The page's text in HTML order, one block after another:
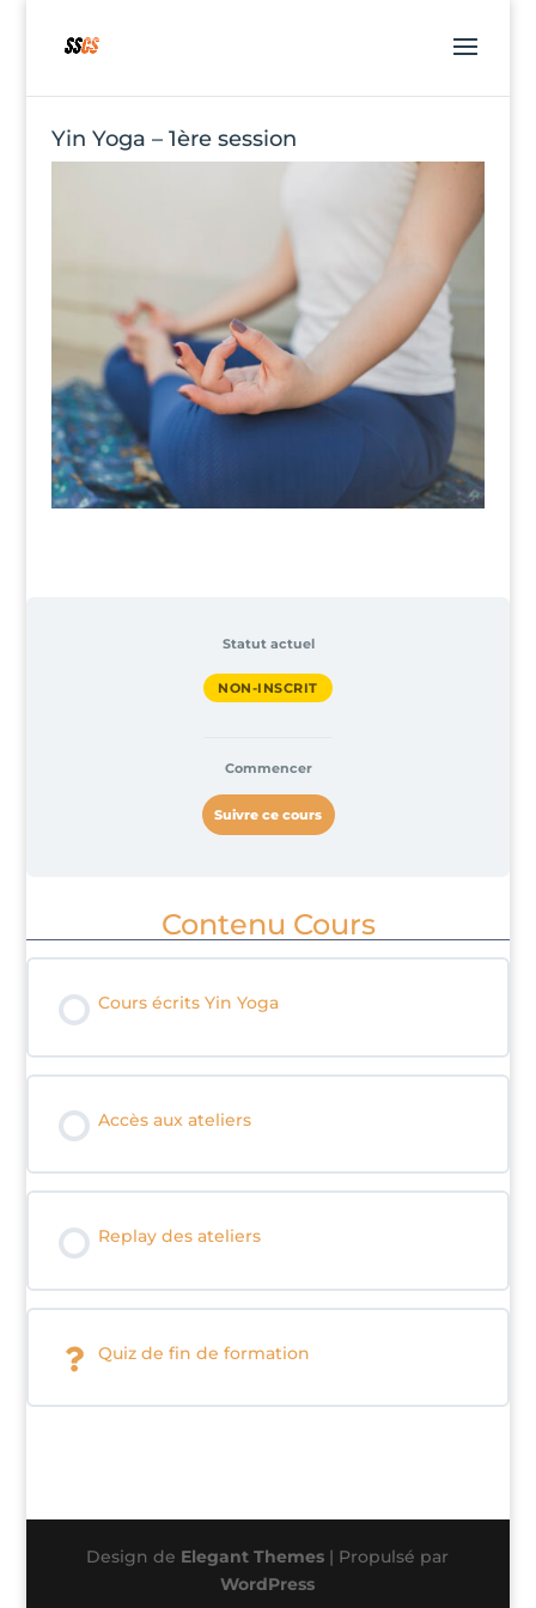
Yin Yoga – 1ère session
Statut actuel
NON-INSCRIT
Commencer
Suivre ce cours
Contenu Cours
Cours écrits Yin Yoga
Accès aux ateliers
Replay des ateliers
Quiz de fin de formation
Design de Elegant Themes | Propulsé par
WordPress